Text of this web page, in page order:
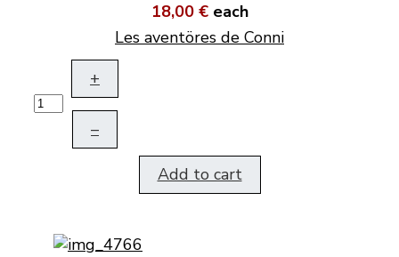
18,00 € each
Les aventöres de Conni
+
–
Add to cart